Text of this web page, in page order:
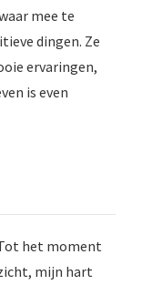
mee te
dingen. Ze
ervaringen,
is even
het moment
mijn hart